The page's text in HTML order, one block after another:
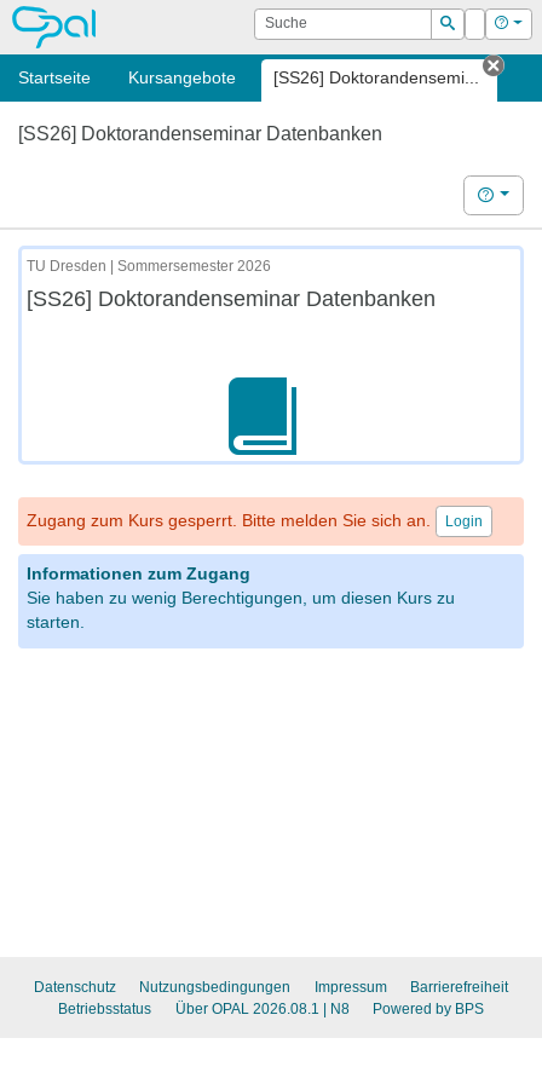
OPAL Suche
Suchen
Login Hilfe
Startseite Kursangebote [SS26] Doktorandensemi...
Tab
[SS26] Doktorandenseminar Datenbanken
Hilfe
TU Dresden | Sommersemester 2026
[SS26] Doktorandenseminar Datenbanken
Zugang zum Kurs gesperrt. Bitte melden Sie sich an. Login
Informationen zum Zugang
Sie haben zu wenig Berechtigungen, um diesen Kurs zu
starten.
Datenschutz Nutzungsbedingungen Impressum
Barrierefreiheit
Betriebsstatus
Über OPAL 2026.08.1 | N8 Powered by BPS